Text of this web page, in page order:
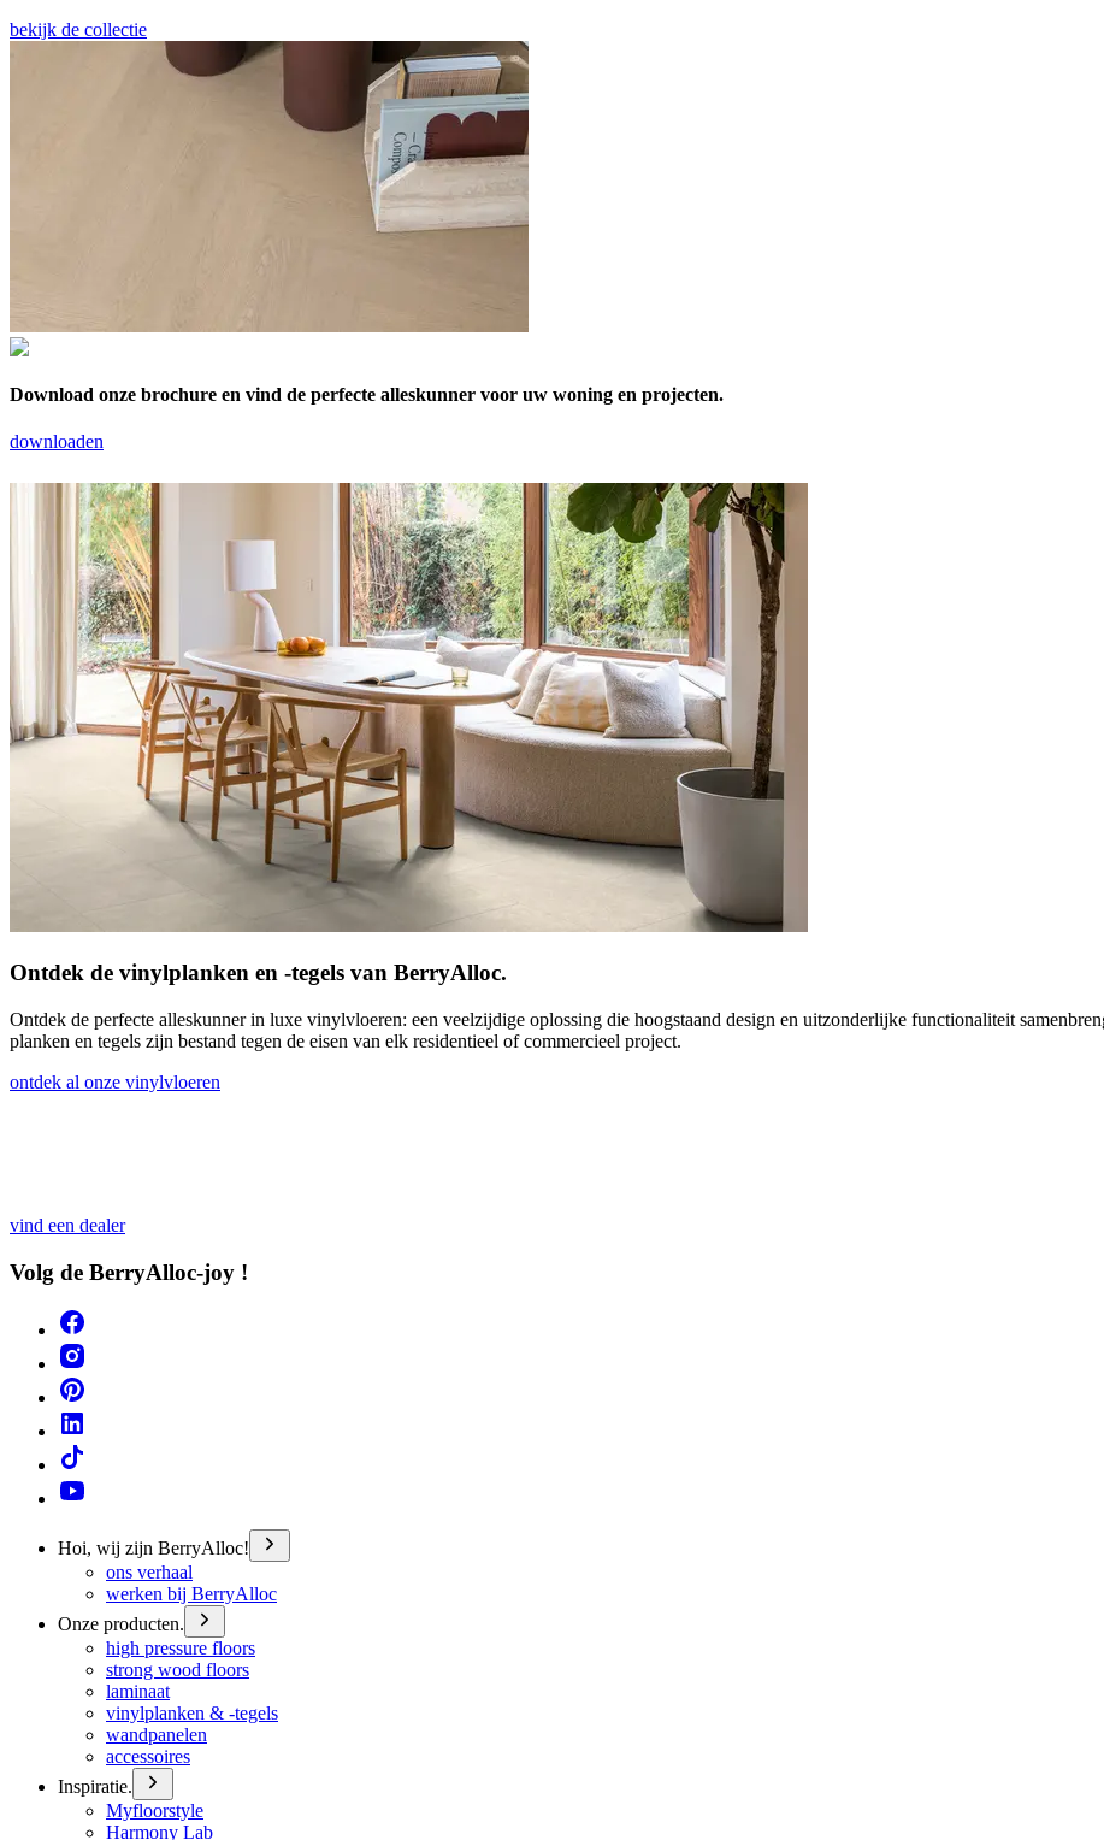
bekijk de collectie
Download onze brochure en vind de perfecte alleskunner voor uw woning en projecten.
downloaden
Ontdek de vinylplanken en -tegels van BerryAlloc.
Ontdek de perfecte alleskunner in luxe vinylvloeren: een veelzijdige oplossing die hoogstaand design en uitzonderlijke functionaliteit
planken en tegels zijn bestand tegen de eisen van elk residentieel of commercieel project.
ontdek al onze vinylvloeren
vind een dealer
Volg de BerryAlloc-joy !
Hoi, wij zijn BerryAlloc!
ons verhaal
werken bij BerryAlloc
Onze producten.
high pressure floors
strong wood floors
laminaat
vinylplanken & -tegels
wandpanelen
accessoires
Inspiratie.
Myfloorstyle
Harmony Lab